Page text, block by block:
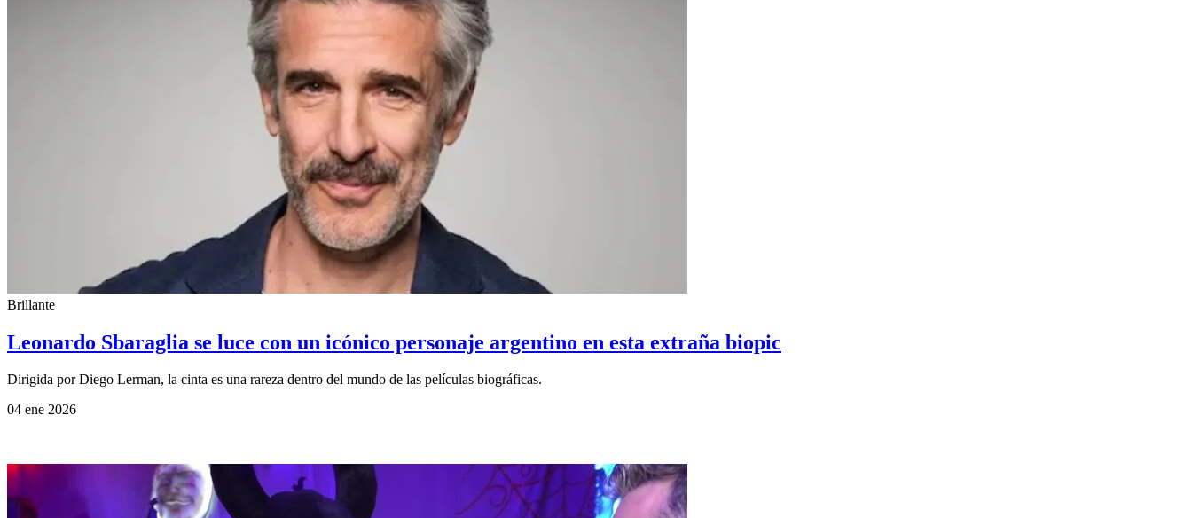
Brillante
Leonardo Sbaraglia se luce con un icónico personaje argentino en esta extraña biopic
Dirigida por Diego Lerman, la cinta es una rareza dentro del mundo de las películas biográficas.
04 ene 2026